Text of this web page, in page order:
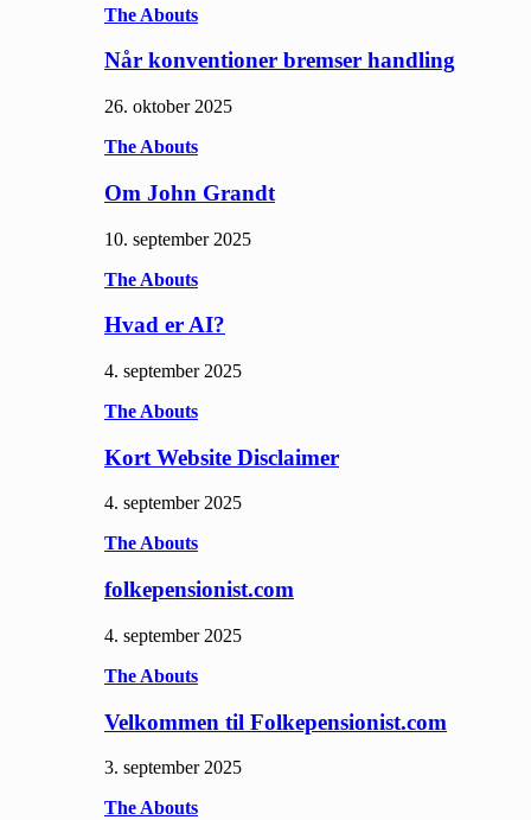
The Abouts
Når konventioner bremser handling
26. oktober 2025
The Abouts
Om John Grandt
10. september 2025
The Abouts
Hvad er AI?
4. september 2025
The Abouts
Kort Website Disclaimer
4. september 2025
The Abouts
folkepensionist.com
4. september 2025
The Abouts
Velkommen til Folkepensionist.com
3. september 2025
The Abouts